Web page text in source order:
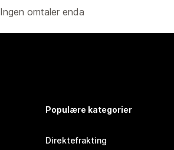
Ingen omtaler enda
Populære kategorier
Direktefrakting